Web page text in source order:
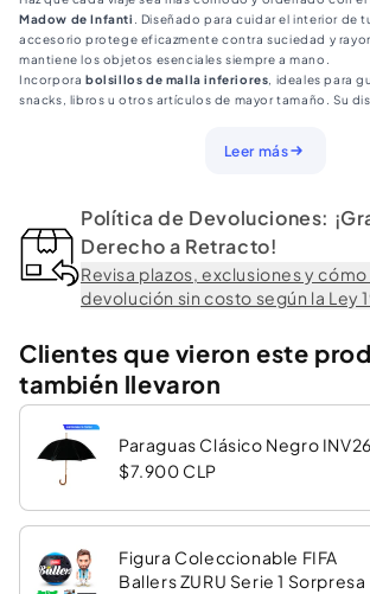
Madow de Infanti
. Diseñado para cuidar el interior de
accesorio protege eficazmente contra suciedad y
mantiene los objetos esenciales siempre a mano.
Incorpora bolsillos de malla inferiores , ideales para
snacks, libros u otros artículos de mayor tamaño. Su
instalar y compatible con la mayoría de los asientos de
Protege el asiento contra suciedad y rayones
Bolsillos de malla para organización
Instalación sencilla
Limpieza fácil
Materiales durables y resistentes
Marca:
Ancho:50 cm
Largo:4 cm
Alto:60 cm
0.4 kg
Leer más
Política de Devoluciones:
Derecho a Retracto!
Revisa plazos, exclusiones y
devolución sin costo según la Ley
Clientes que vieron este
también llevaron
Paraguas Clásico Negro INV26
$7.900 CLP
Figura Coleccionable FIFA
Ballers ZURU Serie 1 Sorpresa